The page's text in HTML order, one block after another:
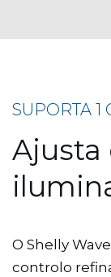
SUPORTA 1
Ajusta
O Shelly
controlo